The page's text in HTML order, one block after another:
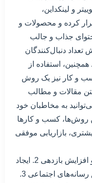
و لینکداین،
کرده و محصولات و
جذاب و جالب
دنبال‌کنندگان
استفاده از
و کار نیز یک روش
مقالات و مطالب
به مخاطبان خود
روش‌ها، کسب و کارها
بازاریابی موفقی
مزایا: 1. کاهش هزینه‌های بازاریابی و افزایش بازدهی 2. ایجاد
ارتباط مستقیم با مخاطبان از طریق رسانه‌های اجتماعی 3.